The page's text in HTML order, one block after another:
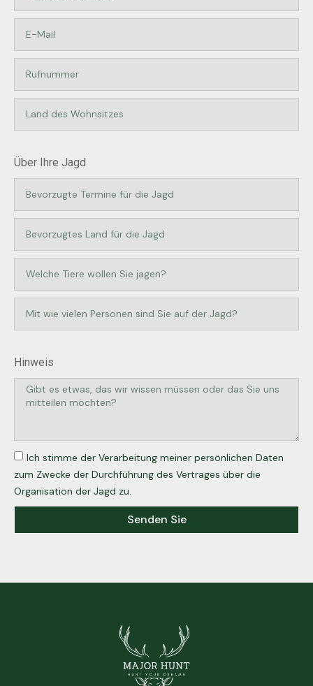
Über Ihre Jagd
Hinweis
Ich stimme der Verarbeitung meiner persönlichen Daten
zum Zwecke der Durchführung des Vertrages über die
Organisation der Jagd zu.
Senden Sie